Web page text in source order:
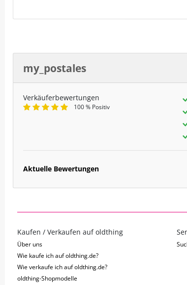
my_postales
Verkäuferbewertungen
100 % Positiv
Aktuelle Bewertungen
Kaufen / Verkaufen auf oldthing
Über uns
Wie kaufe ich auf oldthing.de?
Wie verkaufe ich auf oldthing.de?
oldthing-Shopmodelle